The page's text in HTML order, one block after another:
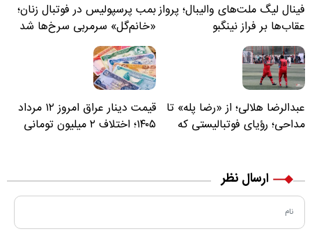
فینال لیگ ملت‌های والیبال؛ پرواز
عقاب‌ها بر فراز نینگبو
بمب پرسپولیس در فوتبال زنان؛
«خانم‌گل» سرمربی سرخ‌ها شد
عبدالرضا هلالی؛ از «رضا پله» تا
مداحی؛ رؤیای فوتبالیستی که
قیمت دینار عراق امروز ۱۲ مرداد
۱۴۰۵؛ اختلاف ۲ میلیون تومانی
ارسال نظر